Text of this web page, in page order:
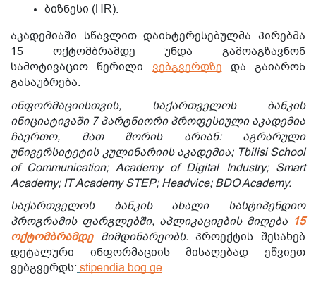
ბიზნესი (HR).
აკადემიაში სწავლით დაინტერესებულმა პირებმა
15 ოქტომბრამდე უნდა გამოაგზავნონ
სამოტივაციო წერილი ვებგვერდზე და გაიარონ
გასაუბრება.
ინფორმაციისთვის, საქართველოს ბანკის
ინიციატივაში 7 პარტნიორი პროფესიული აკადემია
ჩაერთო, მათ შორის არიან: აგრარული
უნივერსიტეტის კულინარიის აკადემია; Tbilisi School
of Communication; Academy of Digital Industry; Smart
Academy; IT Academy STEP; Headvice; BDO Academy.
საქართველოს ბანკის ახალი სასტიპენდიო
პროგრამის ფარგლებში, აპლიკაციების მიღება 15
ოქტომბრამდე მიმდინარეობს.პროექტის შესახებ
დეტალური ინფორმაციის მისაღებად ეწვიეთ
ვებგვერდს: stipendia.bog.ge